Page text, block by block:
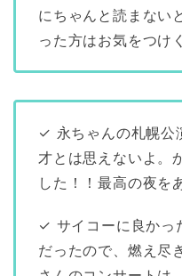
にちゃんと読まない
った方はお気をつけ
✓ 永ちゃんの札幌公
才とは思えないよ。
した！！最高の夜を
✓ サイコーに良かっ
だったので、燃え尽